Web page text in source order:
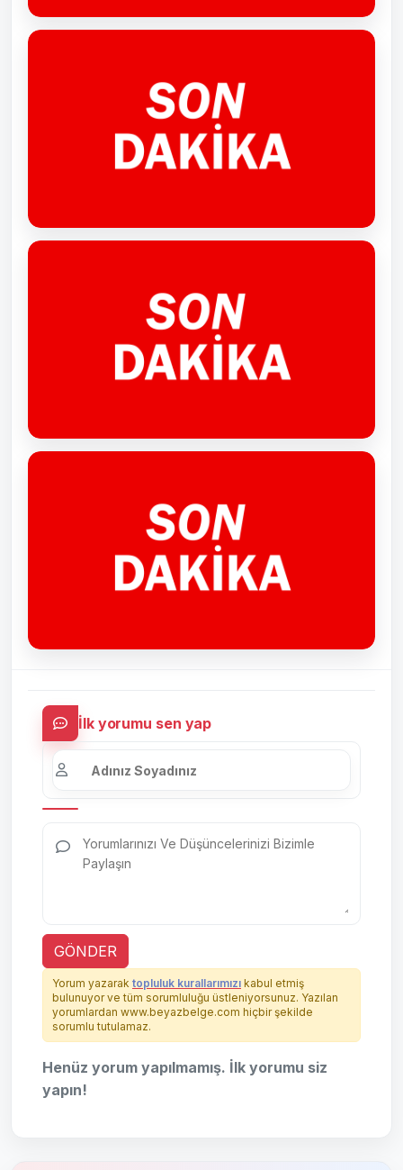
İlk yorumu sen yap
GÖNDER
Yorum yazarak topluluk kurallarımızı kabul etmiş
bulunuyor ve tüm sorumluluğu üstleniyorsunuz. Yazılan
yorumlardan www.beyazbelge.com hiçbir şekilde
sorumlu tutulamaz.
Henüz yorum yapılmamış. İlk yorumu siz
yapın!